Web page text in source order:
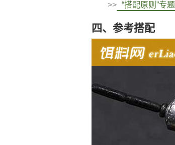
>> “搭配原则”专题
四、参考搭配